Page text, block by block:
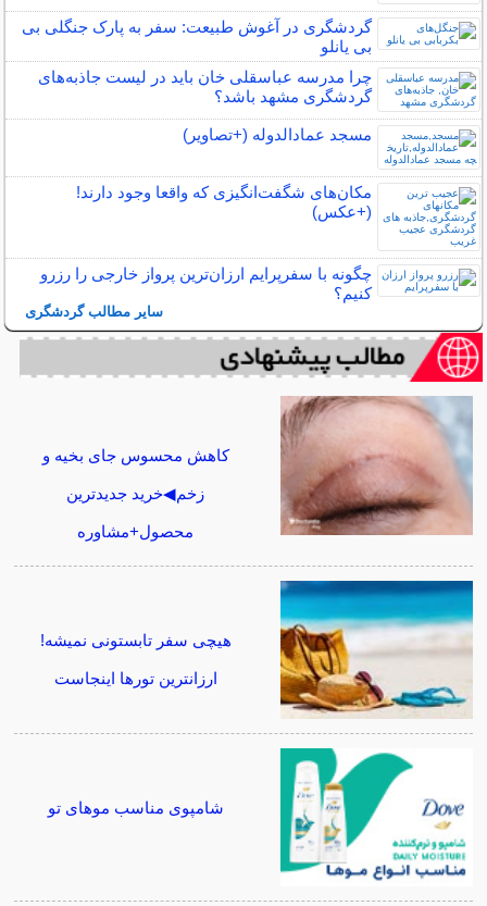
گردشگری در آغوش طبیعت: سفر به پارک جنگلی بی
بی یانلو
چرا مدرسه عباسقلی خان باید در لیست جاذبه‌های
گردشگری مشهد باشد؟
مسجد عمادالدوله (+تصاویر)
مکان‌های شگفت‌انگیزی که واقعا وجود دارند!
(+عکس)
چگونه با سفرپرایم ارزان‌ترین پرواز خارجی را رزرو
کنیم؟
سایر مطالب گردشگری
کاهش محسوس جای بخیه و
زخم◀خرید جدیدترین
محصول+مشاوره
هیچی سفر تابستونی نمیشه!
ارزانترین تورها اینجاست
شامپوی مناسب موهای تو